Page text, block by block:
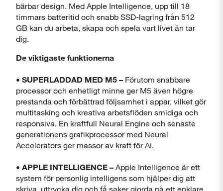
bärbar design. Med Apple Intelligence, upp till 18
timmars batteritid och snabb SSD-lagring från 512
GB kan du arbeta, skapa och spela vart livet än tar
dig.
De viktigaste funktionerna
• SUPERLADDAD MED M5 – Förutom snabbare
processor och enhetligt minne ger M5 även högre
prestanda och förbättrad följsamhet i appar, vilket gör
multitasking och kreativa arbetsflöden smidiga och
responsiva. En kraftfull Neural Engine och senaste
generationens grafikprocessor med Neural
Accelerators ger massor av kraft för AI.
• APPLE INTELLIGENCE – Apple Intelligence är ett
system för personlig intelligens som hjälper dig att
skriva, uttrycka dig och få saker gjorda på ett enklare